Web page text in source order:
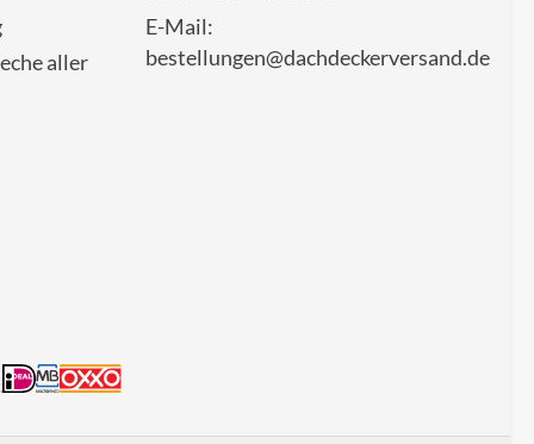
aller
E-Mail:
bestellungen@dachdeckerversand.de